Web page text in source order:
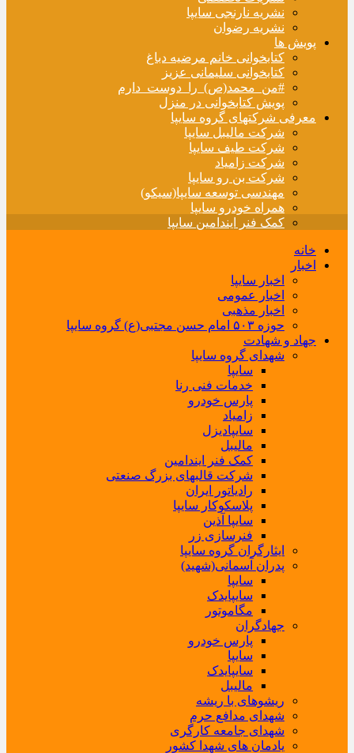
نشریه نارنجی سایپا
نشریه رضوان
پویش ها
کتابخوانی خانم مرضیه دباغ
کتابخوانی سلیمانی عزیز
#من_محمد(ص)_را_دوست_دارم
پویش کتابخوانی در منزل
معرفی شرکتهای گروه سایپا
شرکت مالیبل سایپا
شرکت طیف سایپا
شرکت زامیاد
شرکت بن رو سایپا
مهندسی توسعه سایپا(سیکو)
همراه خودرو سایپا
کمک فنر ایندامین سایپا
خانه
اخبار
اخبار سایپا
اخبار عمومی
اخبار مذهبی
حوزه ۵۰۳ امام حسن مجتبی(ع) گروه سایپا
جهاد و شهادت
شهدای گروه سایپا
سایپا
خدمات فنی رنا
پارس خودرو
زامیاد
سایپادیزل
مالیبل
کمک فنر ایندامین
شرکت قالبهای بزرگ صنعتی
رادیاتور ایران
پلاسکوکار سایپا
سایپا آذین
فنرسازی زر
ایثارگران گروه سایپا
پدران آسمانی(شهید)
سایپا
سایپایدک
مگاموتور
جهادگران
پارس خودرو
سایپا
سایپایدک
مالیبل
ریشوهای با ریشه
شهدای مدافع حرم
شهدای جامعه کارگری
یادمان های شهدا کشور